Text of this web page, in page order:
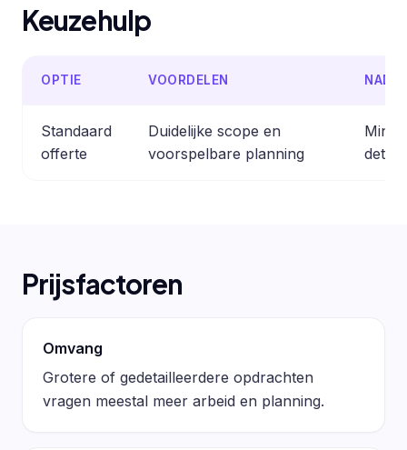
Keuzehulp
OPTIE VOORDELEN
Standaard
offerte
Duidelijke scope en
voorspelbare planning
Prijsfactoren
Omvang
Grotere of gedetailleerdere opdrachten
vragen meestal meer arbeid en planning.